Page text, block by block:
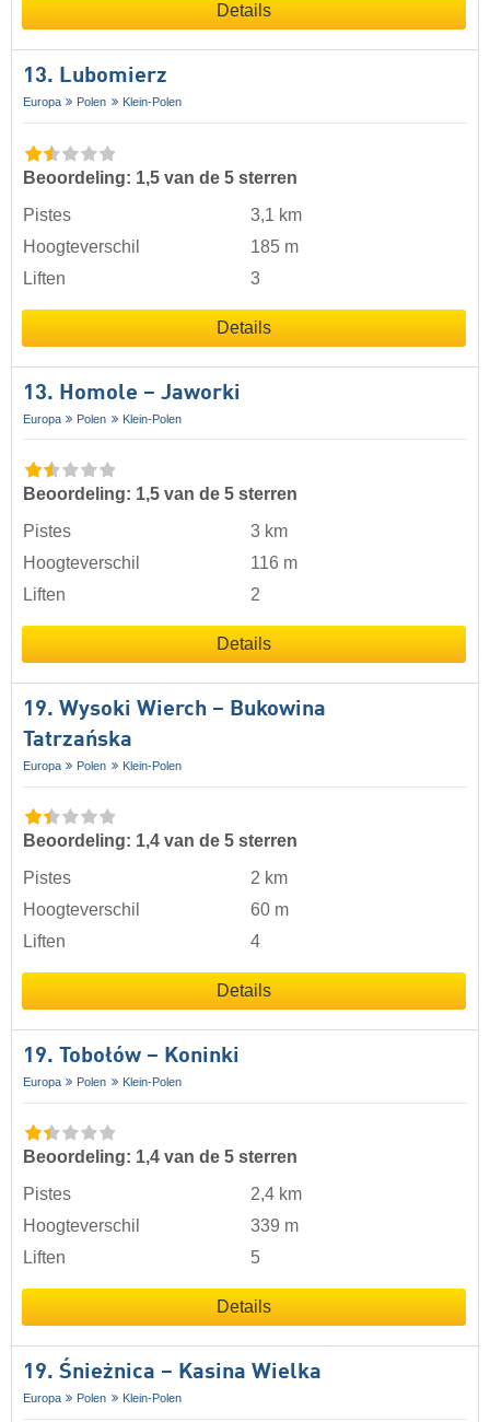
Details
13. Lubomierz
Europa Polen Klein-Polen
Beoordeling: 1,5 van de 5 sterren
Pistes
3,1 km
Hoogteverschil
185 m
Liften
3
Details
13. Homole – Jaworki
Europa Polen Klein-Polen
Beoordeling: 1,5 van de 5 sterren
Pistes
3 km
Hoogteverschil
116 m
Liften
2
Details
19. Wysoki Wierch – Bukowina
Tatrzańska
Europa Polen Klein-Polen
Beoordeling: 1,4 van de 5 sterren
Pistes
2 km
Hoogteverschil
60 m
Liften
4
Details
19. Tobołów – Koninki
Europa Polen Klein-Polen
Beoordeling: 1,4 van de 5 sterren
Pistes
2,4 km
Hoogteverschil
339 m
Liften
5
Details
19. Śnieżnica – Kasina Wielka
Europa Polen Klein-Polen